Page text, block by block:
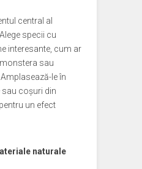
central al
specii cu
interesante, cum ar
sau
le în
sau coșuri din
un efect
naturale